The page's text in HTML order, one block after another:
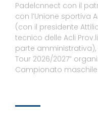
Padelcnnect con il
con l’Unione sportiva
(con il presidente
tecnico delle Acli
parte amministrativa),
Tour 2026/2027”
Campionato